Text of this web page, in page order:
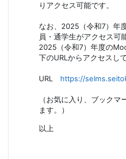
りアクセス可能です。
なお、2025（令和7）年
員・通学生がアクセス可
2025（令和7）年度の
下のURLからアクセスし
URL https://
（お気に入り、ブックマ
ます。）
以上